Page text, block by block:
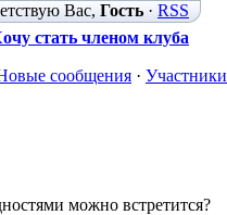
Вас, Гость· RSS
стать членом клуба
сообщения · Участники
можно встретится?